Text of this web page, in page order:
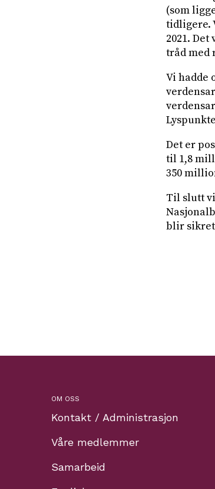
(som
tidligere.
2021.
tråd med
Vi hadde
Det er
til 1,8
350
Til slutt
blir
OM OSS
Kontakt / Administrasjon
Våre medlemmer
Samarbeid